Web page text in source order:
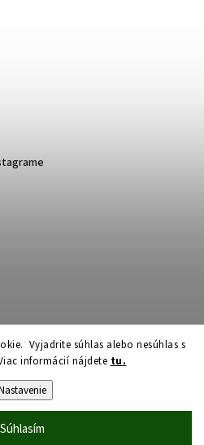
Vyjadrite súhlas alebo nesúhlas s
informácií nájdete tu.
Súhlasím
. Všetky práva vyhradené.
nastavenie cookies
| Design